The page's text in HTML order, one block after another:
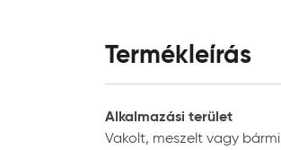
Termékleírás
Alkalmazási terület
Vakolt, meszelt vagy